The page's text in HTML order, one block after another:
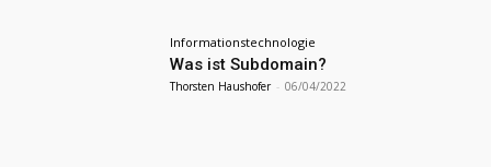
Informationstechnologie
Was ist Subdomain?
Thorsten Haushofer - 06/04/2022